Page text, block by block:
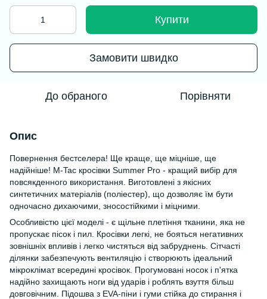
Купити
Замовити швидко
До обраного Порівняти
Опис
Повернення бестселера! Ще краще, ще міцніше, ще
надійніше! M-Tac кросівки Summer Pro - кращий вибір для
повсякденного використання. Виготовлені з якісних
синтетичних матеріалів (поліестер), що дозволяє їм бути
одночасно дихаючими, зносостійкими і міцними.
Особливістю цієї моделі - є щільне плетіння тканини, яка не
пропускає пісок і пил. Кросівки легкі, не бояться негативних
зовнішніх впливів і легко чистяться від забруднень. Сітчасті
ділянки забезпечують вентиляцію і створюють ідеальний
мікроклімат всередині кросівок. Прогумовані носок і п'ятка
надійно захищають ноги від ударів і роблять взуття більш
довговічним. Підошва з EVA-піни і гуми стійка до стирання і